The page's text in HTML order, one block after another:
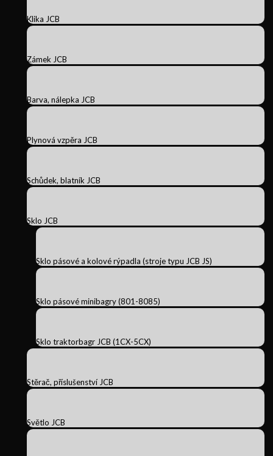
Klika JCB
Zámek JCB
Barva, nálepka JCB
Plynová vzpěra JCB
Schůdek, blatník JCB
Sklo JCB
Sklo pásové a kolové rýpadla (stroje typu JCB JS)
Sklo pásové minibagry (801-8085)
Sklo traktorbagr JCB (1CX-5CX)
Stěrač, příslušenství JCB
Světlo JCB